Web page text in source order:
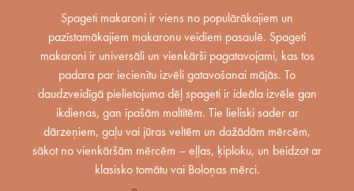
Spageti makaroni ir viens no populārākajiem un
pazīstamākajiem makaronu veidiem pasaulē. Spageti
makaroni ir universāli un vienkārši pagatavojami, kas tos
padara par iecienītu izvēli gatavošanai mājās. To
daudzveidīgā pielietojuma dēļ spageti ir ideāla izvēle gan
ikdienas, gan īpašām maltītēm. Tie lieliski sader ar
dārzeņiem, gaļu vai jūras veltēm un dažādām mērcēm,
sākot no vienkāršām mērcēm – eļļas, ķiploku, un beidzot ar
klasisko tomātu vai Boloņas mērci.